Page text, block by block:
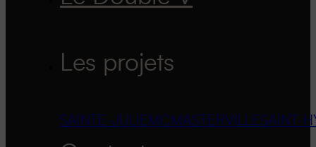
Les projets
SAINTE-JULIE MCMASTERVILLESAINT-